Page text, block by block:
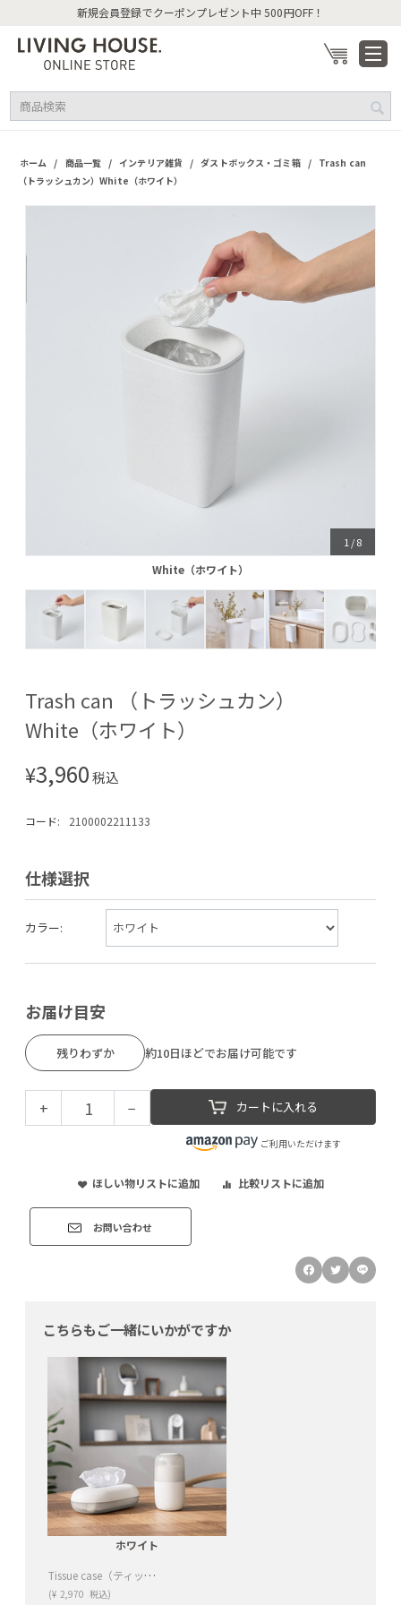
新規会員登録でクーポンプレゼント中 500円OFF！
ホーム / 商品一覧 / インテリア雑貨 / ダストボックス・ゴミ箱 /
Trash can
（トラッシュカン）White（ホワイト）
1 /8
White（ホワイト）
Trash can （トラッシュカン）
White（ホワイト）
¥3,960税込
コード: 2100002211133
仕様選択
カラー:
お届け目安
残りわずか 約10日ほどでお届け可能です
+ − カートに入れる
ご利用いただけます
ほしい物リストに追加 比較リストに追加
お問い合わせ
こちらもご一緒にいかがですか
ホワイト
Tissue case（ティッシュケース）ホワイト
(¥ 2,970 税込)